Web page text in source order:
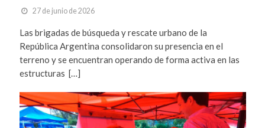
27 de junio de 2026
Las brigadas de búsqueda y rescate urbano de la
República Argentina consolidaron su presencia en el
terreno y se encuentran operando de forma activa en las
estructuras […]